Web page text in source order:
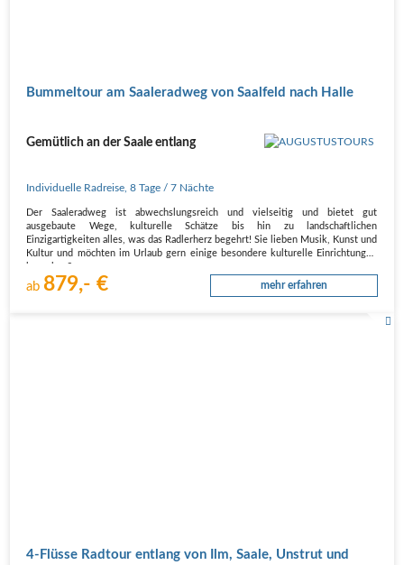
Bummeltour am Saaleradweg von Saalfeld nach Halle
Gemütlich an der Saale entlang
Individuelle Radreise ,8 Tage / 7 Nächte
Der Saaleradweg ist abwechslungsreich und vielseitig und bietet gut
ausgebaute Wege, kulturelle Schätze bis hin zu landschaftlichen
Einzigartigkeiten alles, was das Radlerherz begehrt! Sie lieben Musik, Kunst und
Kultur und möchten im Urlaub gern einige besondere kulturelle Einrichtungen
ab 879,- € mehr erfahren
4-Flüsse Radtour entlang von Ilm, Saale, Unstrut und